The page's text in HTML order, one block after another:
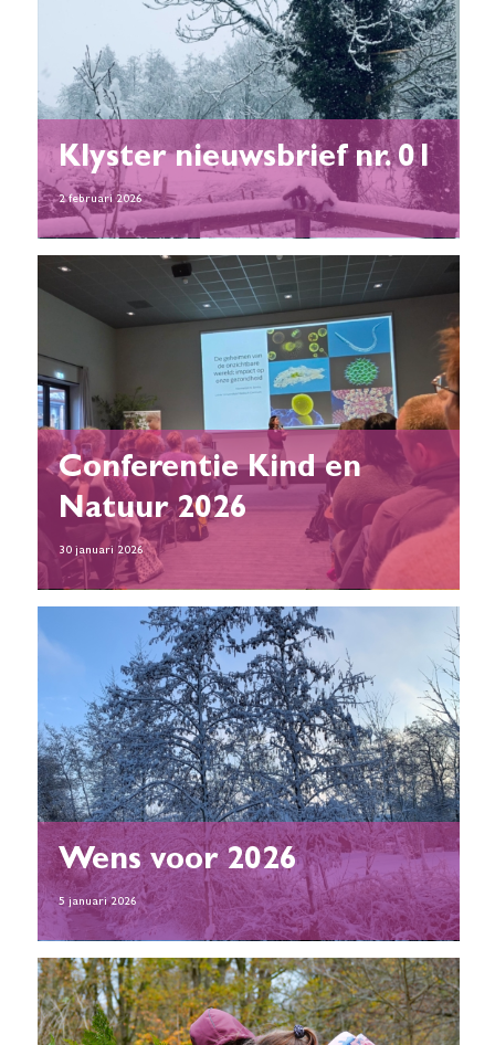
Klyster nieuwsbrief nr. 01
2 februari 2026
Conferentie Kind en
Natuur 2026
30 januari 2026
Wens voor 2026
5 januari 2026